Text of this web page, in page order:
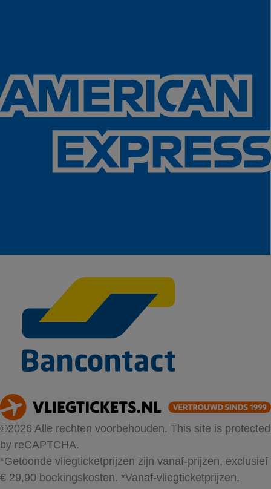
©2026 Alle rechten voorbehouden. This site is protected
by reCAPTCHA.
*Getoonde vliegticketprijzen zijn vanaf-prijzen, exclusief
€ 29,90 boekingskosten. *Vanaf-vliegticketprijzen,